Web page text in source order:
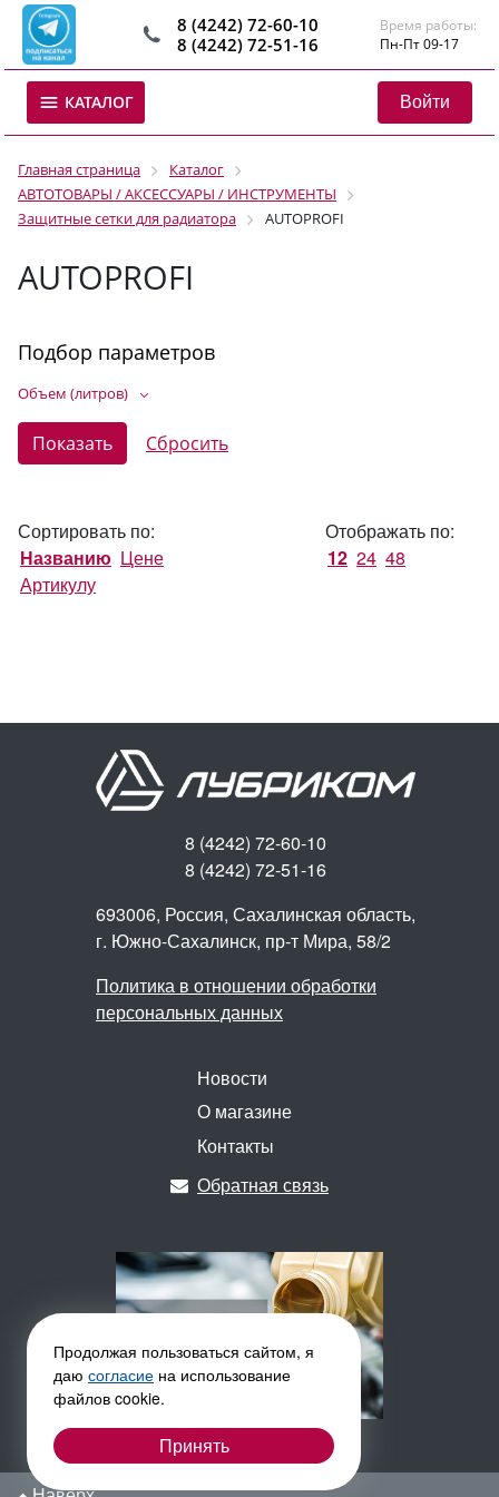
8 (4242) 72-60-10
8 (4242) 72-51-16
Время работы:
Пн-Пт 09-17
КАТАЛОГ Войти
Главная страница
Каталог
АВТОТОВАРЫ / АКСЕССУАРЫ / ИНСТРУМЕНТЫ
Защитные сетки для радиатора
AUTOPROFI
AUTOPROFI
Подбор параметров
Объем (литров)
Сортировать по:
Названию Цене
Артикулу
Отображать по:
12 24 48
Продолжая пользоваться сайтом, я
даю согласие на использование
файлов cookie.
Принять
8 (4242) 72-60-10
8 (4242) 72-51-16
693006, Россия, Сахалинская область,
г. Южно-Сахалинск, пр-т Мира, 58/2
Политика в отношении обработки
персональных данных
Новости
О магазине
Контакты
Обратная связь